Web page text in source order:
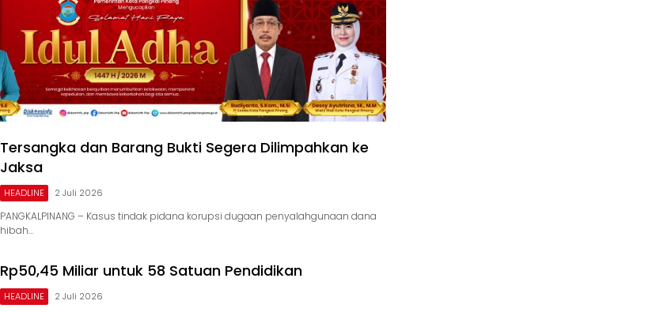
Tersangka dan Barang Bukti Segera Dilimpahkan ke
Jaksa
HEADLINE 2 Juli 2026
PANGKALPINANG – Kasus tindak pidana korupsi dugaan penyalahgunaan dana
hibah…
Rp50,45 Miliar untuk 58 Satuan Pendidikan
HEADLINE 2 Juli 2026